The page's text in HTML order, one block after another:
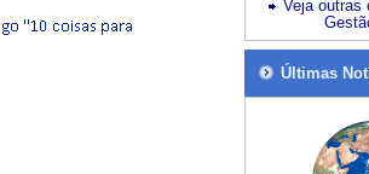
Veja outras
Últimas